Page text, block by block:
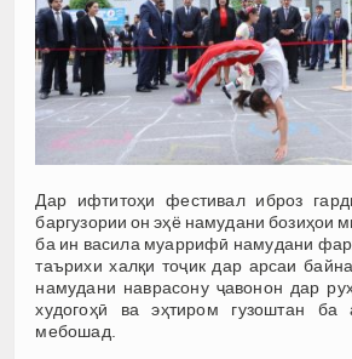
Дар ифтитоҳи фестивал иброз
баргузории он эҳё намудани бозиҳои
ба ин васила муаррифӣ намудани
таърихи халқи тоҷик дар арсаи
намудани наврасону ҷавонон дар
худогоҳӣ ва эҳтиром гузоштан ба
мебошад.